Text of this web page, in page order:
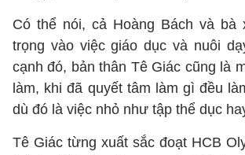
Có thể nói, cả Hoàng Bách và bà
trọng vào việc giáo dục và nuôi
cạnh đó, bản thân Tê Giác cũng là
làm, khi đã quyết tâm làm gì đều
dù đó là việc nhỏ như tập thể dục
Tê Giác từng xuất sắc đoạt HCB